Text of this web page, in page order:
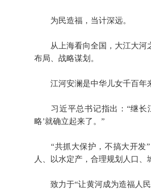
为民造福，当计深远。
从上海看向全国，大江大河之
布局、战略谋划。
江河安澜是中华儿女千百年来
习近平总书记指出：“继长江
略’就确立起来了。”
“共抓大保护，不搞大开发”
人、以水定产，合理规划人口
致力于“让黄河成为造福人民